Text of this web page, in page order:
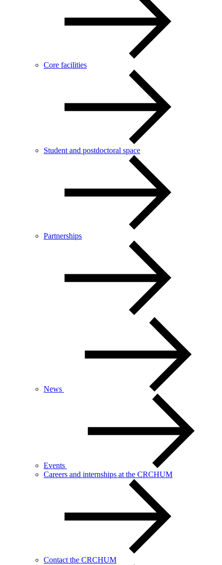
Core facilities
Student and postdoctoral space
Partnerships
News
Events
Careers and internships at the CRCHUM
Contact the CRCHUM